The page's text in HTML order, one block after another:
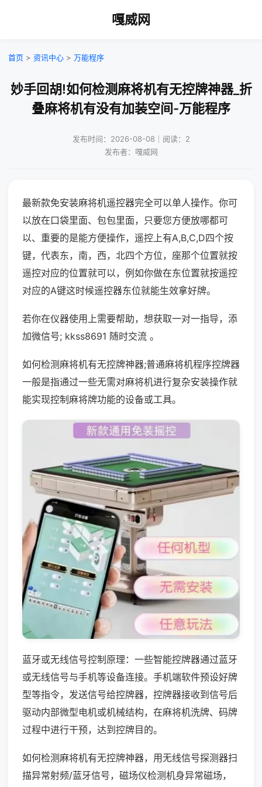
嘎威网
首页 > 资讯中心 > 万能程序
妙手回胡!如何检测麻将机有无控牌神器_折
叠麻将机有没有加装空间-万能程序
发布时间：2026-08-08｜阅读：2
发布者：嘎威网
最新款免安装麻将机遥控器完全可以单人操作。你可
以放在口袋里面、包包里面，只要您方便放哪都可
以、重要的是能方便操作，遥控上有A,B,C,D四个按
键，代表东，南，西，北四个方位，座那个位置就按
遥控对应的位置就可以，例如你做在东位置就按遥控
对应的A键这时候遥控器东位就能生效拿好牌。
若你在仪器使用上需要帮助，想获取一对一指导，添
加微信号; kkss8691 随时交流 。
如何检测麻将机有无控牌神器;普通麻将机程序控牌器
一般是指通过一些无需对麻将机进行复杂安装操作就
能实现控制麻将牌功能的设备或工具。
蓝牙或无线信号控制原理：一些智能控牌器通过蓝牙
或无线信号与手机等设备连接。手机端软件预设好牌
型等指令，发送信号给控牌器，控牌器接收到信号后
驱动内部微型电机或机械结构，在麻将机洗牌、码牌
过程中进行干预，达到控牌目的。
如何检测麻将机有无控牌神器，用无线信号探测器扫
描异常射频/蓝牙信号，磁场仪检测机身异常磁场，